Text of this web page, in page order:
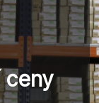
ceny